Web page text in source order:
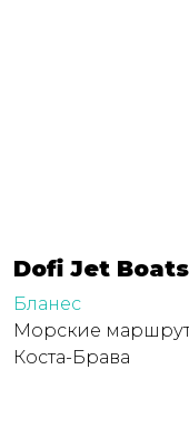
Dofi Jet Boats
Бланес
Морские
Коста-Брава